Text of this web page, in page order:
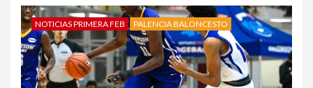
NOTICIAS PRIMERA FEB PALENCIA BALONCESTO